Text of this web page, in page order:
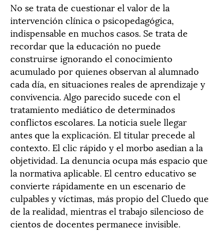
No se trata de cuestionar el valor de la
intervención clínica o psicopedagógica,
indispensable en muchos casos. Se trata de
recordar que la educación no puede
construirse ignorando el conocimiento
acumulado por quienes observan al alumnado
cada día, en situaciones reales de aprendizaje y
convivencia. Algo parecido sucede con el
tratamiento mediático de determinados
conflictos escolares. La noticia suele llegar
antes que la explicación. El titular precede al
contexto. El clic rápido y el morbo asedian a la
objetividad. La denuncia ocupa más espacio que
la normativa aplicable. El centro educativo se
convierte rápidamente en un escenario de
culpables y víctimas, más propio del Cluedo que
de la realidad, mientras el trabajo silencioso de
cientos de docentes permanece invisible.